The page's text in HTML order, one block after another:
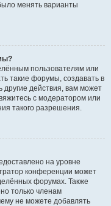
менять варианты
пользователям или
такие форумы, создавать в
действия, вам может
с модератором или
такого разрешения.
на уровне
конференции может
форумах. Также
только членам
не можете добавлять